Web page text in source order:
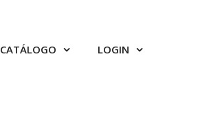
CATÁLOGO LOGIN